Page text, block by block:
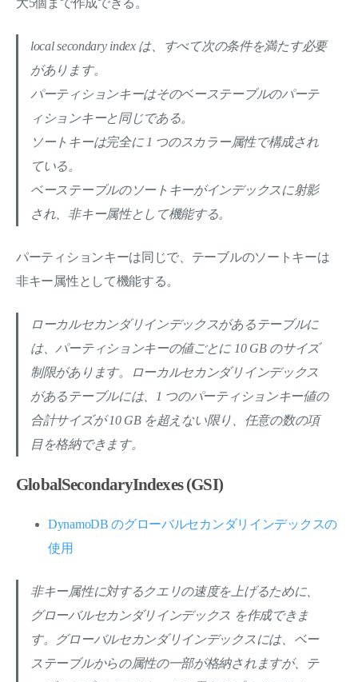
大5個まで作成できる。
local secondary index は、すべて次の条件を満たす必要
があります。
パーティションキーはそのベーステーブルのパーテ
ィションキーと同じである。
ソートキーは完全に 1 つのスカラー属性で構成され
ている。
ベーステーブルのソートキーがインデックスに射影
され、非キー属性として機能する。
パーティションキーは同じで、テーブルのソートキーは
非キー属性として機能する。
ローカルセカンダリインデックスがあるテーブルに
は、パーティションキーの値ごとに 10 GB のサイズ
制限があります。ローカルセカンダリインデックス
があるテーブルには、1 つのパーティションキー値の
合計サイズが 10 GB を超えない限り、任意の数の項
目を格納できます。
GlobalSecondaryIndexes (GSI)
DynamoDB のグローバルセカンダリインデックスの
使用
非キー属性に対するクエリの速度を上げるために、
グローバルセカンダリインデックス を作成できま
す。グローバルセカンダリインデックスには、ベー
ステーブルからの属性の一部が格納されますが、テ